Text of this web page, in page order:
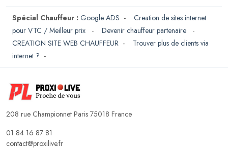
Spécial Chauffeur : Google ADS - Creation de sites internet
pour VTC / Meilleur prix
- Devenir chauffeur partenaire
-
CREATION SITE WEB CHAUFFEUR - Trouver plus de clients via
internet ? -
208 rue Championnet Paris 75018 France
01 84 16 87 81
contact@proxilive.fr